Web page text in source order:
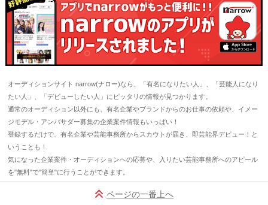
オーディションサイト narrow(ナロー)なら、「有名になりたい人」、「芸能人になり
たい人」、「デビューしたい人」にピッタリの情報が見つかります。
通常のオーディション以外にも、有名企業やブランドからのお仕事の依頼や、イメー
ジモデル・アンバサダー募集の企業案件情報もいっぱい！
登録するだけで、有名企業や芸能事務所からスカウトが届き、即芸能界デビュー！と
いうことも！
気になった企業案件・オーディションへの応募や、入りたい芸能事務所へのアピール
を"無料"で"簡単"に行うことができます。
ページの一番上へ